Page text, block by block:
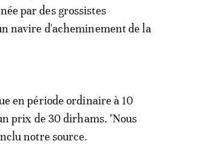
par des grossistes
navire d'acheminement de la
en période ordinaire à 10
prix de 30 dirhams. "Nous
notre source.